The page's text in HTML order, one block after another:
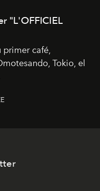
"L'OFFICIEL
primer café,
Tokio, el